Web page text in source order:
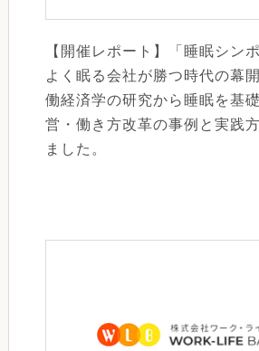
【開催レポート】「睡眠シン
よく眠る会社が勝つ時代の幕
働経済学の研究から睡眠を基
営・働き方改革の事例と実践
ました。